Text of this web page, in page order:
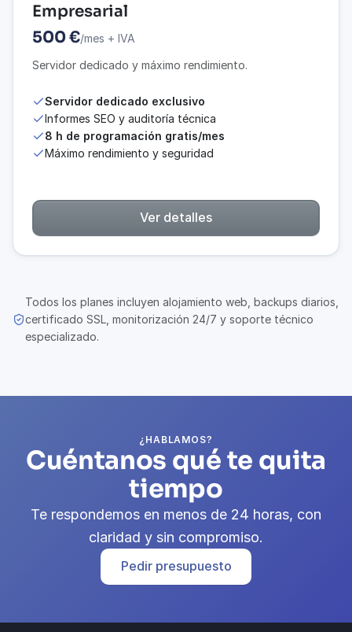
Empresarial
500 €/mes + IVA
Servidor dedicado y máximo rendimiento.
Servidor dedicado exclusivo
Informes SEO y auditoría técnica
8 h de programación gratis/mes
Máximo rendimiento y seguridad
Ver detalles
Todos los planes incluyen alojamiento web, backups diarios,
certificado SSL, monitorización 24/7 y soporte técnico
especializado.
¿HABLAMOS?
Cuéntanos qué te quita
tiempo
Te respondemos en menos de 24 horas, con
claridad y sin compromiso.
Pedir presupuesto